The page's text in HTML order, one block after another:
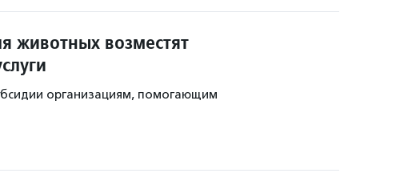
животных возместят
организациям, помогающим